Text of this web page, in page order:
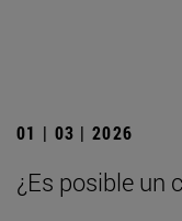
01 | 03 | 2026
¿Es posible un